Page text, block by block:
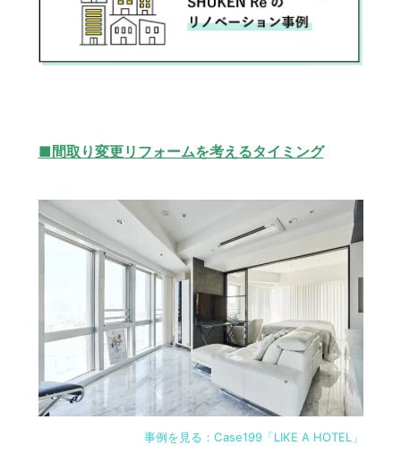
■間取り変更リフォームを考えるタイミング
事例を見る：Case199「LIKE A HOTEL」